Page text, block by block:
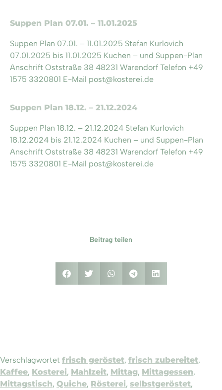
Suppen Plan 07.01. – 11.01.2025
Suppen Plan 07.01. – 11.01.2025 Stefan Kurlovich
07.01.2025 bis 11.01.2025 Kuchen – und Suppen-Plan
Anschrift Oststraße 38 48231 Warendorf Telefon +49
1575 3320801 E-Mail post@kosterei.de
Suppen Plan 18.12. – 21.12.2024
Suppen Plan 18.12. – 21.12.2024 Stefan Kurlovich
18.12.2024 bis 21.12.2024 Kuchen – und Suppen-Plan
Anschrift Oststraße 38 48231 Warendorf Telefon +49
1575 3320801 E-Mail post@kosterei.de
Beitrag teilen
Verschlagwortet frisch geröstet, frisch zubereitet,
Kaffee, Kosterei, Mahlzeit, Mittag, Mittagessen,
Mittagstisch, Quiche, Rösterei, selbstgeröstet,